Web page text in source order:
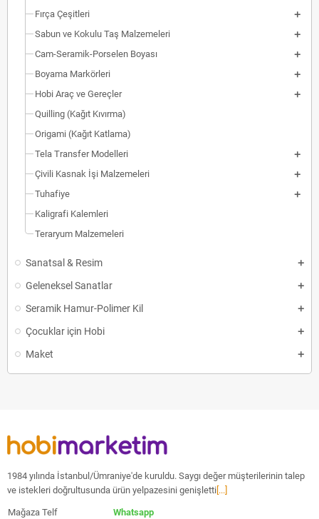
Fırça Çeşitleri
Sabun ve Kokulu Taş Malzemeleri
Cam-Seramik-Porselen Boyası
Boyama Markörleri
Hobi Araç ve Gereçler
Quilling (Kağıt Kıvırma)
Origami (Kağıt Katlama)
Tela Transfer Modelleri
Çivili Kasnak İşi Malzemeleri
Tuhafiye
Kaligrafi Kalemleri
Teraryum Malzemeleri
Sanatsal & Resim
Geleneksel Sanatlar
Seramik Hamur-Polimer Kil
Çocuklar için Hobi
Maket
1984 yılında İstanbul/Ümraniye'de kuruldu. Saygı değer müşterilerinin talep
ve istekleri doğrultusunda ürün yelpazesini genişletti [...]
Mağaza Telf
Whatsapp